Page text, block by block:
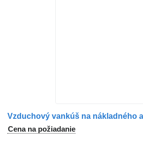
Cena na požiadanie